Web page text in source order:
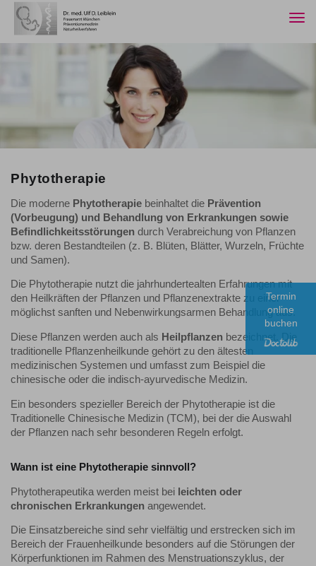
Phytotherapie
Die moderne Phytotherapie beinhaltet die Prävention
(Vorbeugung) und Behandlung von Erkrankungen sowie
Befindlichkeitsstörungen durch Verabreichung von Pflanzen
bzw. deren Bestandteilen (z. B. Blüten, Blätter, Wurzeln, Früchte
und Samen).
Die Phytotherapie nutzt die jahrhundertealten Erfahrungen mit
den Heilkräften der Pflanzen und Pflanzenextrakte zu einer
möglichst sanften und Nebenwirkungsarmen Behandlung aus.
Diese Pflanzen werden auch als Heilpflanzen bezeichnet. Die
traditionelle Pflanzenheilkunde gehört zu den ältesten
medizinischen Systemen und umfasst zum Beispiel die
chinesische oder die indisch-ayurvedische Medizin.
Ein besonders spezieller Bereich der Phytotherapie ist die
Traditionelle Chinesische Medizin (TCM), bei der die Auswahl
der Pflanzen nach sehr besonderen Regeln erfolgt.
Wann ist eine Phytotherapie sinnvoll?
Phytotherapeutika werden meist bei leichten oder
chronischen Erkrankungen angewendet.
Die Einsatzbereiche sind sehr vielfältig und erstrecken sich im
Bereich der Frauenheilkunde besonders auf die Störungen der
Körperfunktionen im Rahmen des Menstruationszyklus, der
Termin
online
buchen